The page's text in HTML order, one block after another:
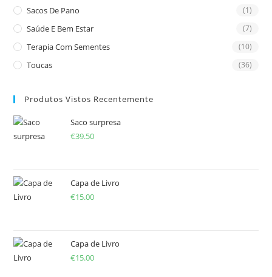
Sacos De Pano (1)
Saúde E Bem Estar (7)
Terapia Com Sementes (10)
Toucas (36)
Produtos Vistos Recentemente
Saco surpresa
€39.50
Capa de Livro
€15.00
Capa de Livro
€15.00